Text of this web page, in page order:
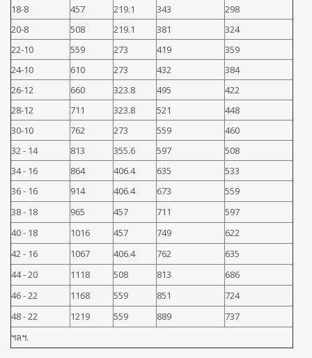
18-8 457 219.1 343
298
20-8
508 219.1 381
324
22-10
559 273 419
359
24-10
610 273 432
384
26-12
660 323.8 495
422
28-12
711 323.8 521
448
30-10
762 273 559
460
32 - 14
813 355.6 597
508
34 - 16
864 406.4 635
533
36 - 16
914 406.4 673
559
38 - 18
965 457 711
597
40 - 18
1016 457 749
622
42 - 16
1067 406.4 762
635
44 - 20
1118 508 813
686
46 - 22
1168 559 851
724
48 - 22
1219 559 889
737
ฯลฯ.